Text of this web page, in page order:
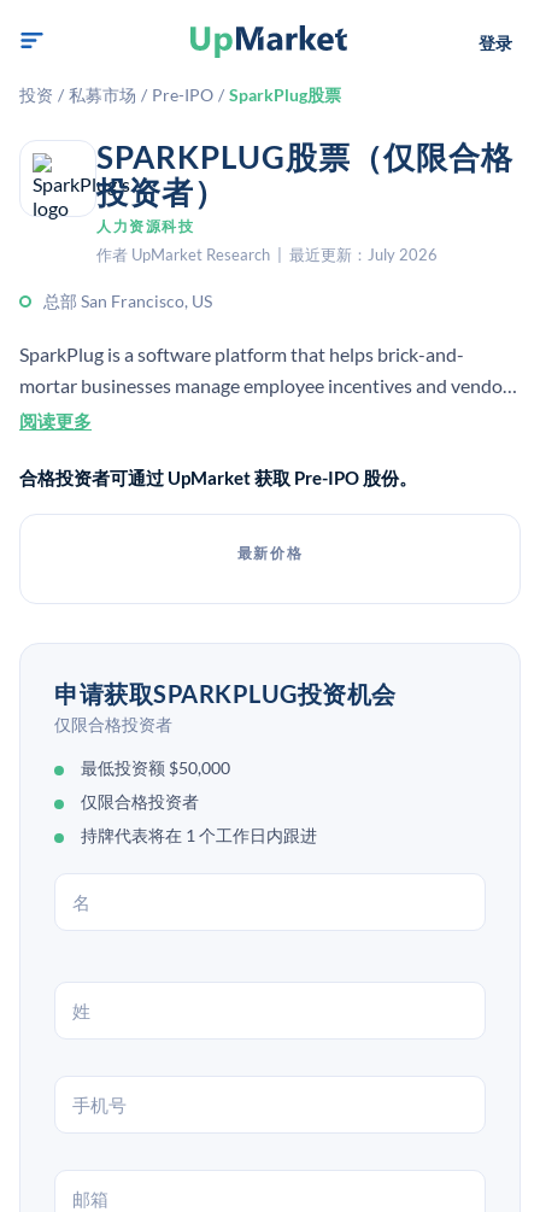
登录
投资 / 私募市场 / Pre-IPO / SparkPlug股票
SPARKPLUG股票（仅限合格
投资者）
人力资源科技
作者 UpMarket Research | 最近更新：July 2026
总部 San Francisco, US
SparkPlug is a software platform that helps brick-and-
mortar businesses manage employee incentives and vendor-
sponsored rewards. It uses sales and POS data to run
frontline retail and hourly workers.
阅读更多
合格投资者可通过 UpMarket 获取 Pre-IPO 股份。
最新价格
申请获取SPARKPLUG投资机会
仅限合格投资者
最低投资额 $50,000
仅限合格投资者
持牌代表将在 1 个工作日内跟进